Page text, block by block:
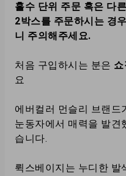
홀수 단위 주문 혹은 다
2박스를 주문하시는 경
니 주의해주세요.
처음 구입하시는 분은
요
에버컬러 먼슬리 브랜드
눈동자에서 매력을 발견
습니다.
뤽스베이지는 누디한 발